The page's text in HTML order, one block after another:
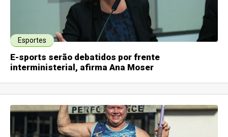
Esportes
E-sports serão debatidos por frente
interministerial, afirma Ana Moser